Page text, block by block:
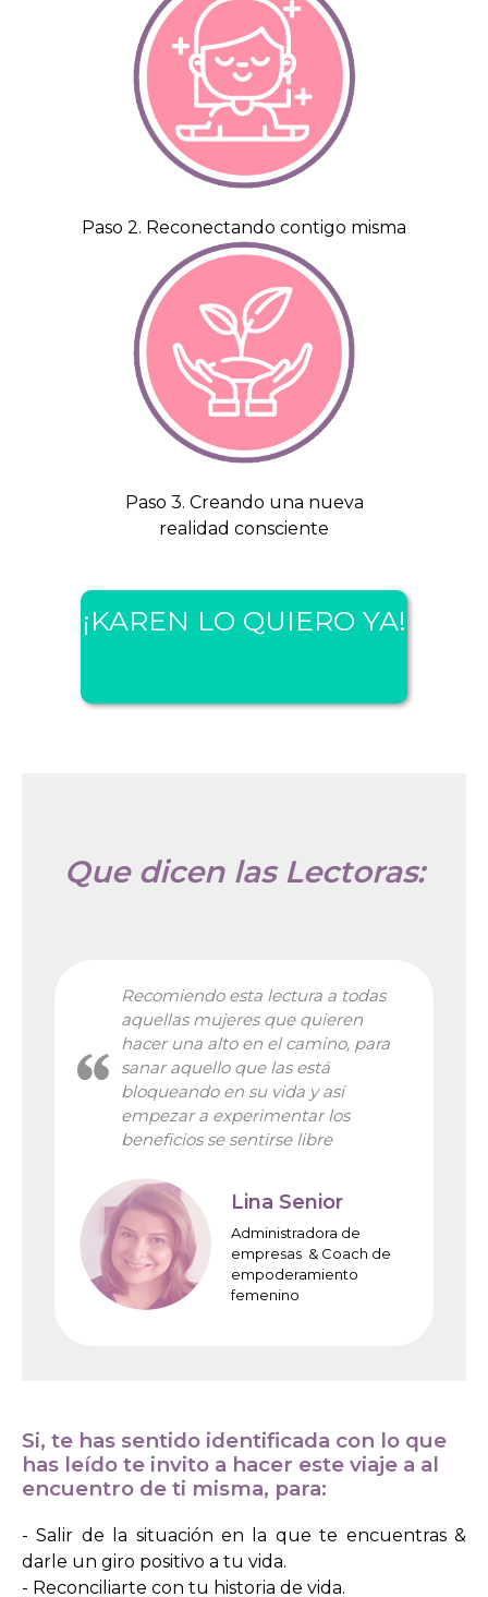
Paso 2. Reconectando contigo misma
Paso 3. Creando una nueva
realidad consciente
¡KAREN LO QUIERO YA!
Que dicen las Lectoras:
Recomiendo esta lectura a todas
aquellas mujeres que quieren
hacer una alto en el camino, para
sanar aquello que las está
bloqueando en su vida y así
empezar a experimentar los
beneficios se sentirse libre
Lina Senior
Administradora de
empresas & Coach de
empoderamiento
femenino
Si, te has sentido identificada con lo que
has leído te invito a hacer este viaje a al
encuentro de ti misma, para:
- Salir de la situación en la que te encuentras &
darle un giro positivo a tu vida.
- Reconciliarte con tu historia de vida.